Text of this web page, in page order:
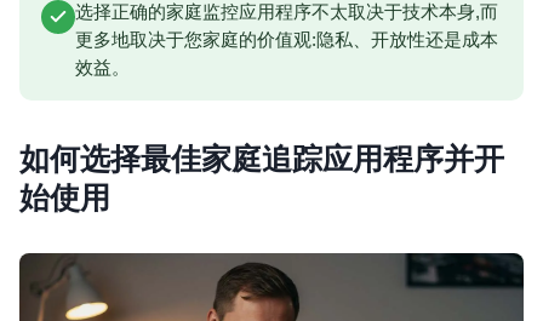
选择正确的家庭监控应用程序不太取决于技术本身,而
更多地取决于您家庭的价值观:隐私、开放性还是成本
效益。
如何选择最佳家庭追踪应用程序并开
始使用